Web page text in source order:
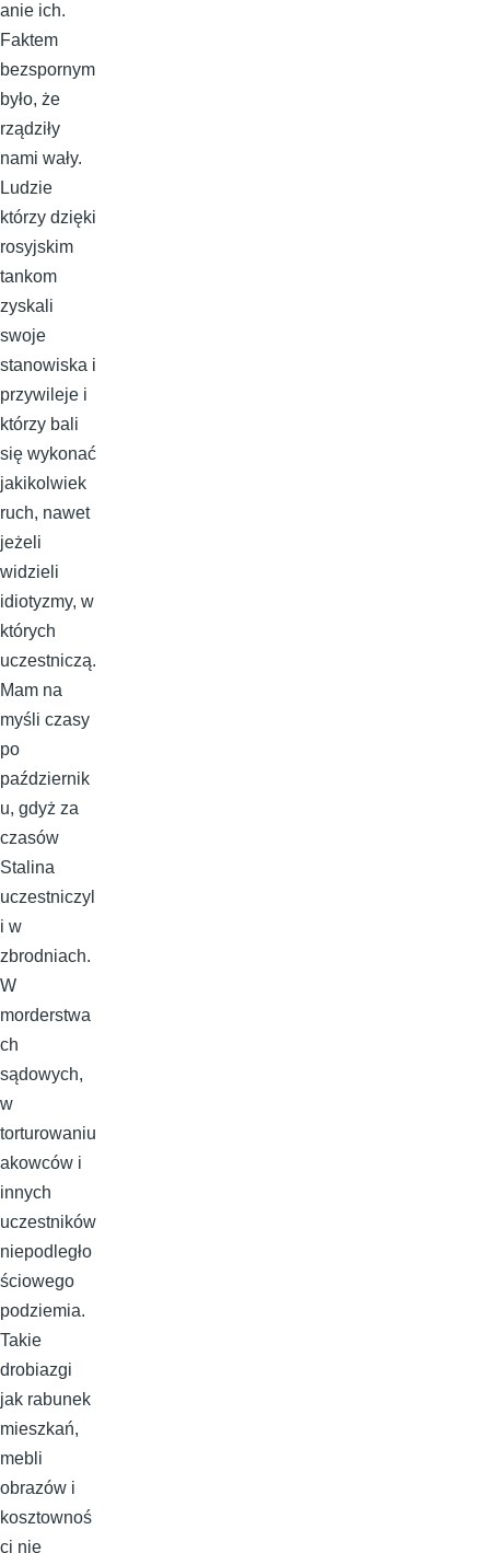
anie ich.
Faktem
bezspornym
było, że
rządziły
nami wały.
Ludzie
którzy dzięki
rosyjskim
tankom
zyskali
swoje
stanowiska i
przywileje i
którzy bali
się wykonać
jakikolwiek
ruch, nawet
jeżeli
widzieli
idiotyzmy, w
których
uczestniczą.
Mam na
myśli czasy
po
październik
u, gdyż za
czasów
Stalina
uczestniczyl
i w
zbrodniach.
W
morderstwa
ch
sądowych,
w
torturowaniu
akowców i
innych
uczestników
niepodległo
ściowego
podziemia.
Takie
drobiazgi
jak rabunek
mieszkań,
mebli
obrazów i
kosztownoś
ci nie